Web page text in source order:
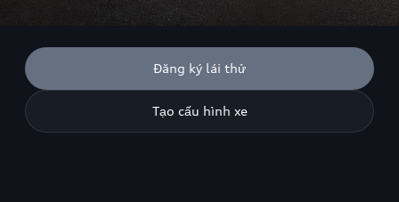
Đăng ký lái thử
Tạo cấu hình xe